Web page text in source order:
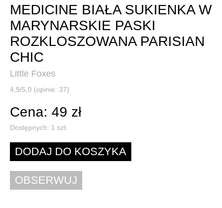
MEDICINE BIAŁA SUKIENKA W
MARYNARSKIE PASKI
ROZKLOSZOWANA PARISIAN
CHIC
Little Foxes
4,9/5,0 (opinie: 37)
Cena: 49 zł
Dostępnych: 1 szt.